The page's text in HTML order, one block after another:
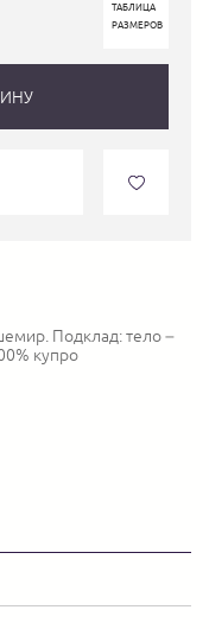
ТАБЛИЦА
РАЗМЕРОВ
Подклад: тело –
купро